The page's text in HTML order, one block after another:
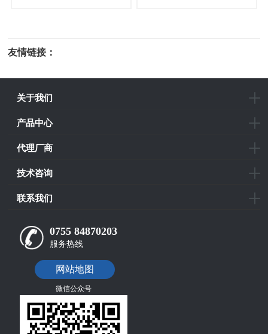
友情链接：
关于我们
产品中心
代理厂商
技术咨询
联系我们
0755 84870203
服务热线
网站地图
微信公众号